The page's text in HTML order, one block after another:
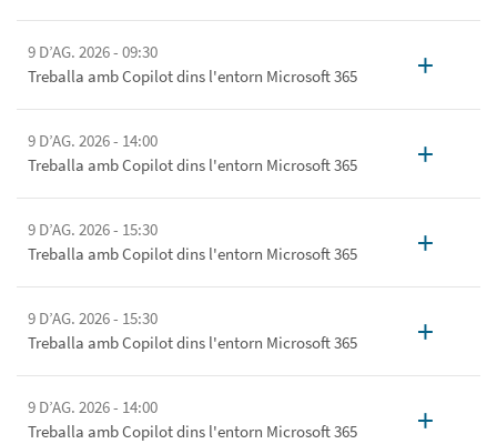
9 D’AG. 2026 - 09:30
Treballa amb Copilot dins l'entorn Microsoft 365
+
9 D’AG. 2026 - 14:00
Treballa amb Copilot dins l'entorn Microsoft 365
+
9 D’AG. 2026 - 15:30
Treballa amb Copilot dins l'entorn Microsoft 365
+
9 D’AG. 2026 - 15:30
Treballa amb Copilot dins l'entorn Microsoft 365
+
9 D’AG. 2026 - 14:00
Treballa amb Copilot dins l'entorn Microsoft 365
+